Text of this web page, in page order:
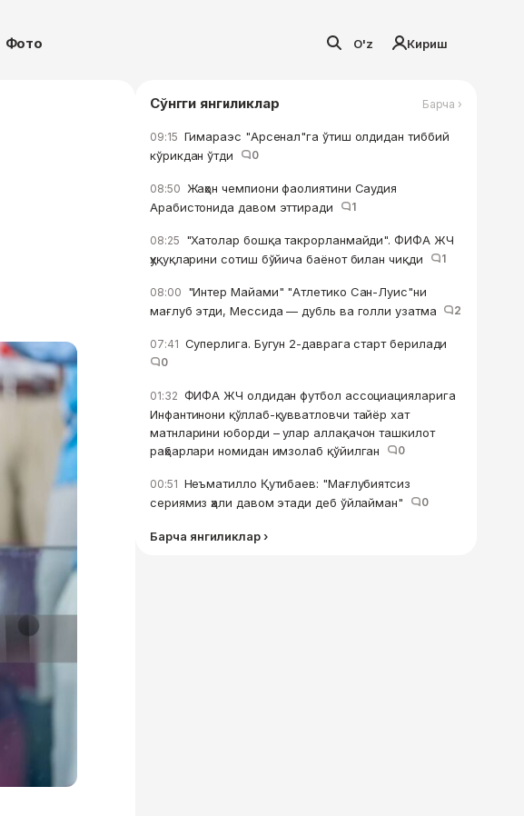
Фото O'z Кириш
Сўнгги янгиликлар Барча ›
09:15 Гимараэс "Арсенал"га ўтиш олдидан тиббий
кўрикдан ўтди
0
08:50 Жаҳон чемпиони фаолиятини Саудия
Арабистонида давом эттиради
1
08:25 "Хатолар бошқа такрорланмайди". ФИФА ЖЧ
ҳуқуқларини сотиш бўйича баёнот билан чиқди
1
08:00 "Интер Майами" "Атлетико Сан-Луис"ни
мағлуб этди, Мессида — дубль ва голли узатма
2
07:41 Суперлига. Бугун 2-даврага старт берилади
0
01:32 ФИФА ЖЧ олдидан футбол ассоциацияларига
Инфантинони қўллаб-қувватловчи тайёр хат
матнларини юборди – улар аллақачон ташкилот
раҳбарлари номидан имзолаб қўйилган
0
00:51 Неъматилло Қутибаев: "Мағлубиятсиз
сериямиз ҳали давом этади деб ўйлайман"
0
Барча янгиликлар ›